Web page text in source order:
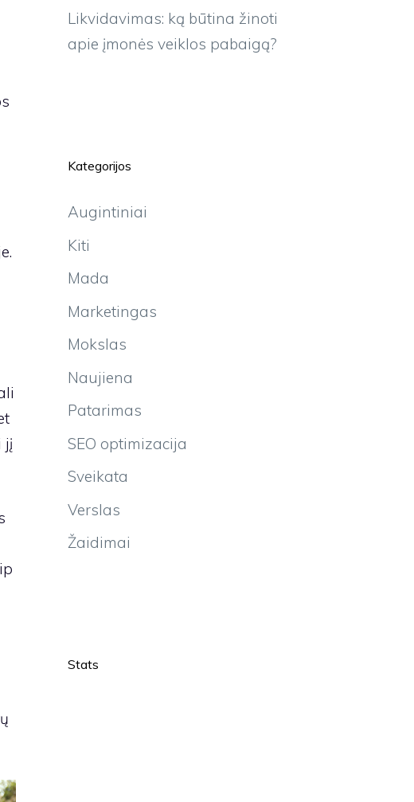
jį
Likvidavimas: ką būtina žinoti
apie įmonės veiklos pabaigą?
Kategorijos
Augintiniai
Kiti
Mada
Marketingas
Mokslas
Naujiena
Patarimas
SEO optimizacija
Sveikata
Verslas
Žaidimai
Stats